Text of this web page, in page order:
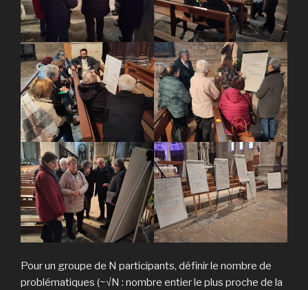
Pour un groupe de N participants, définir le nombre de
problématiques (~√N : nombre entier le plus proche de la